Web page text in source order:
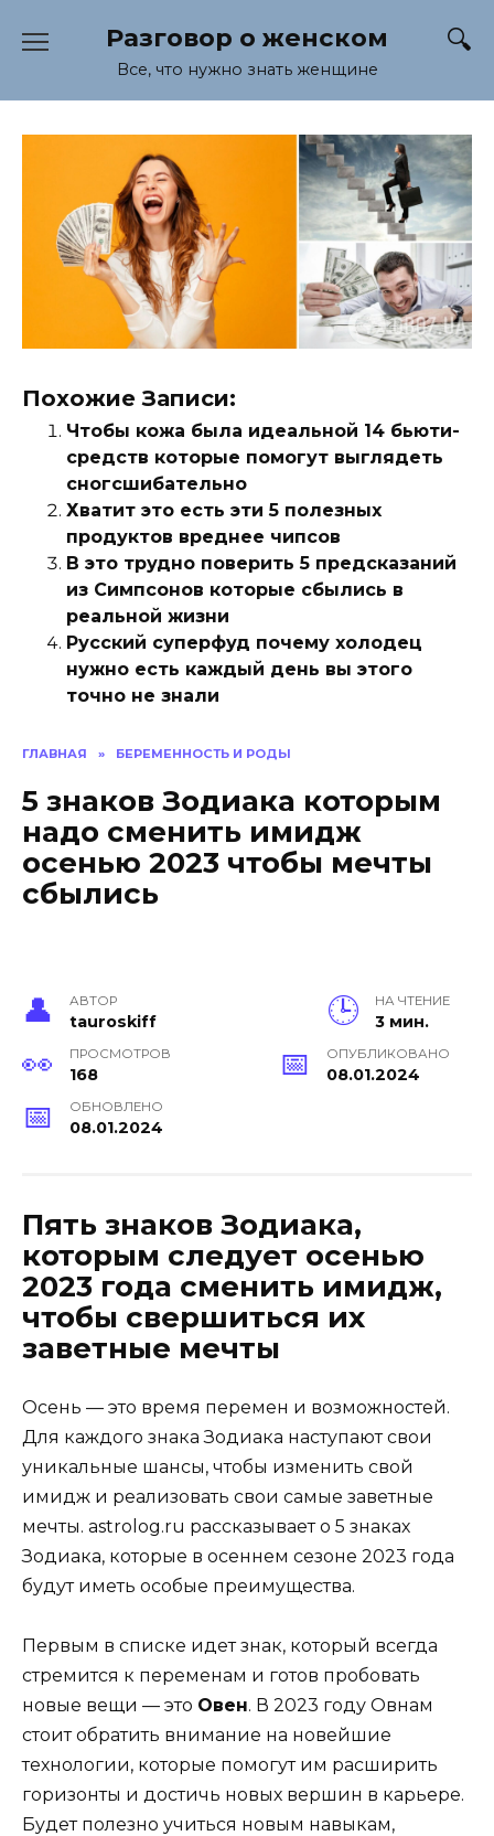
содержанию
Разговор о женском
Все, что нужно знать женщине
ГЛАВНАЯ » БЕРЕМЕННОСТЬ И РОДЫ
5 знаков Зодиака которым
надо сменить имидж
осенью 2023 чтобы мечты
сбылись
АВТОР
tauroskiff
НА ЧТЕНИЕ
3 мин.
ПРОСМОТРОВ
168
ОПУБЛИКОВАНО
08.01.2024
ОБНОВЛЕНО
08.01.2024
Пять знаков Зодиака,
которым следует осенью
2023 года сменить имидж,
чтобы свершиться их
заветные мечты
Осень — это время перемен и возможностей.
Для каждого знака Зодиака наступают свои
уникальные шансы, чтобы изменить свой
имидж и реализовать свои самые заветные
мечты. astrolog.ru рассказывает о 5 знаках
Зодиака, которые в осеннем сезоне 2023 года
будут иметь особые преимущества.
Первым в списке идет знак, который всегда
стремится к переменам и готов пробовать
новые вещи — это Овен. В 2023 году Овнам
стоит обратить внимание на новейшие
технологии, которые помогут им расширить
горизонты и достичь новых вершин в карьере.
Будет полезно учиться новым навыкам,
Похожие Записи:
Чтобы кожа была идеальной 14 бьюти-
средств которые помогут выглядеть
сногсшибательно
Хватит это есть эти 5 полезных
продуктов вреднее чипсов
В это трудно поверить 5 предсказаний
из Симпсонов которые сбылись в
реальной жизни
Русский суперфуд почему холодец
нужно есть каждый день вы этого
точно не знали